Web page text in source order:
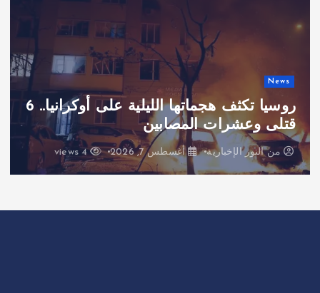
News
روسيا تكثف هجماتها الليلية على أوكرانيا.. 6
قتلى وعشرات المصابين
منالنور الإخبارية أغسطس 7, 2026 4 views